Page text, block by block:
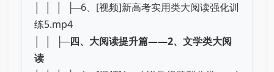
│ │ │ ├─6、[视频]新高考实用类大阅读强化训
练5.mp4
│ │ ├─四、大阅读提升篇——2、文学类大阅
读